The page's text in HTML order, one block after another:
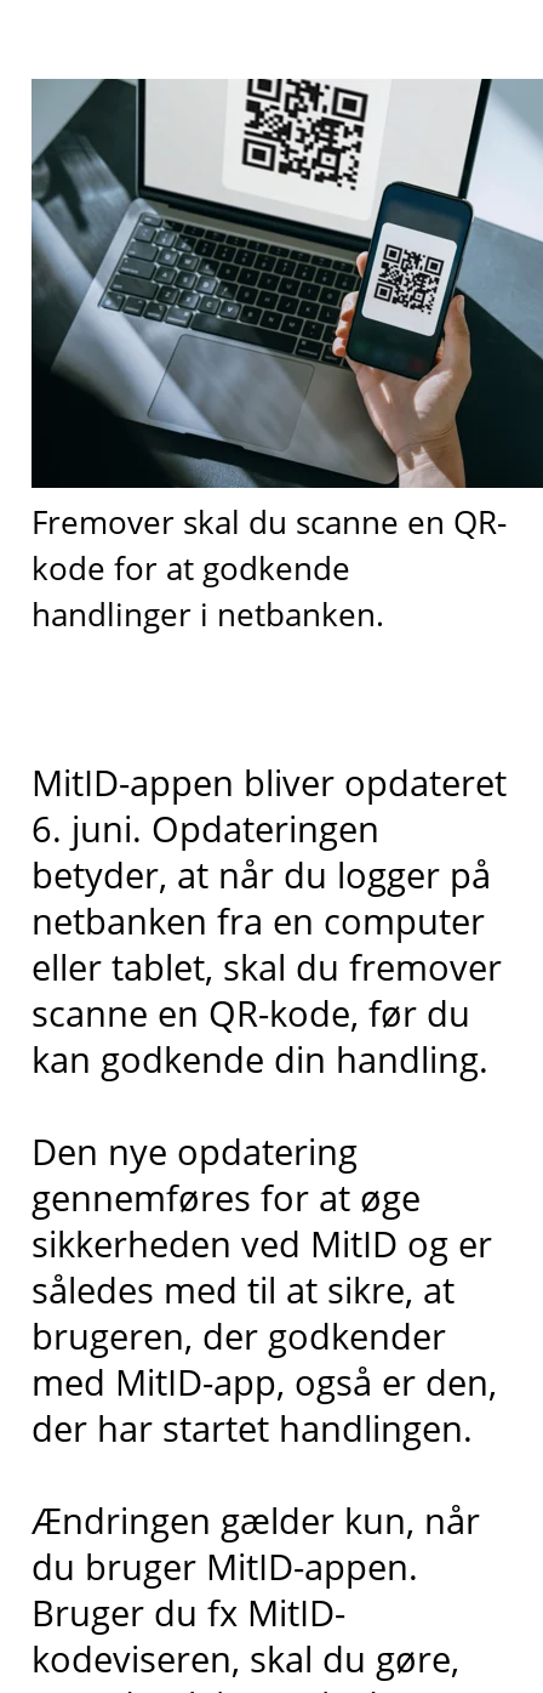
Fremover skal du scanne en QR-
kode for at godkende
handlinger i netbanken.
MitID-appen bliver opdateret
6. juni. Opdateringen
betyder, at når du logger på
netbanken fra en computer
eller tablet, skal du fremover
scanne en QR-kode, før du
kan godkende din handling.
Den nye opdatering
gennemføres for at øge
sikkerheden ved MitID og er
således med til at sikre, at
brugeren, der godkender
med MitID-app, også er den,
der har startet handlingen.
Ændringen gælder kun, når
du bruger MitID-appen.
Bruger du fx MitID-
kodeviseren, skal du gøre,